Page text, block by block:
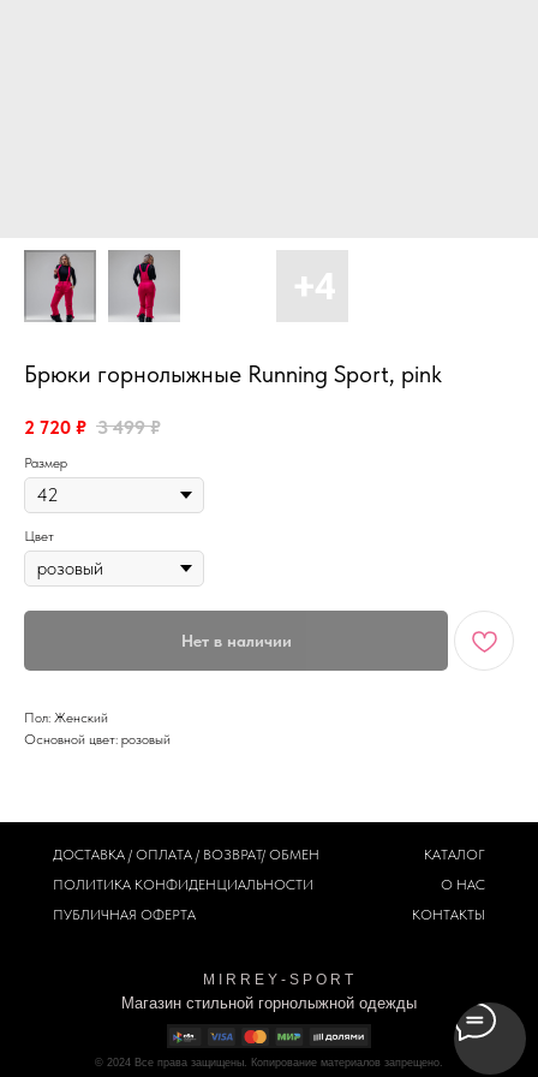
Брюки горнолыжные Running Sport, pink
2 720 ₽ 3 499 ₽
Размер
Цвет
Нет в наличии
Пол: Женский
Основной цвет: розовый
M I R R E Y - S P O R T
Магазин стильной горнолыжной одежды
© 2024 Все права защищены. Копирование материалов запрещено.
ДОСТАВКА / ОПЛАТА / ВОЗВРАТ/ ОБМЕН
ПОЛИТИКА КОНФИДЕНЦИАЛЬНОСТИ
ПУБЛИЧНАЯ ОФЕРТА
КАТАЛОГ
О НАС
КОНТАКТЫ